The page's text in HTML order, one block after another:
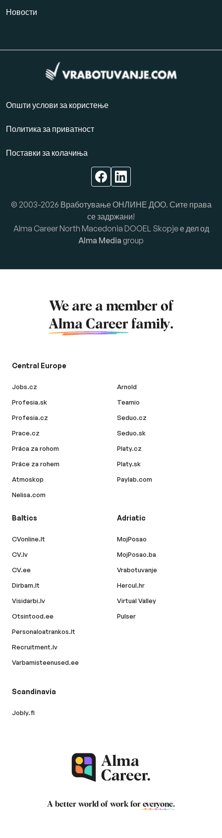
Новости
Општи услови за користење
Политика за приватност
Поставки за колачиња
© 2003-2026 Вработување ОНЛИНЕ ДОО. Сите права
се задржани!
Alma Career North Macedonia DOOEL Skopje е дел од
Alma Media group
We are a member of
Alma Career family.
Central Europe
Jobs.cz
Profesia.sk
Profesia.cz
Prace.cz
Práca za rohom
Práce za rohem
Atmoskop
Nelisa.com
Arnold
Teamio
Seduo.cz
Seduo.sk
Platy.cz
Platy.sk
Paylab.com
Baltics
CVonline.lt
CV.lv
CV.ee
Dirbam.lt
Visidarbi.lv
Otsintood.ee
Personaloatrankos.lt
Recruitment.lv
Varbamisteenused.ee
Adriatic
MojPosao
MojPosao.ba
Vrabotuvanje
Hercul.hr
Virtual Valley
Pulser
Scandinavia
Jobly.fi
A better world of work for everyone.